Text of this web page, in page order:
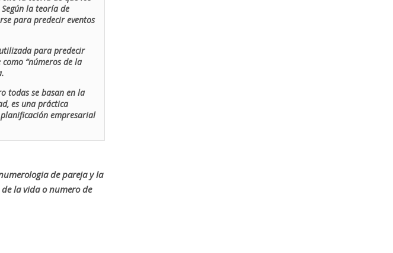
la teoría de
para predecir eventos
para predecir
“números de la
todas se basan en la
es una práctica
empresarial
de pareja y la
la vida o numero de